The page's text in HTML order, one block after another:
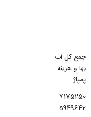
جمع کل آب
بها و هزینه
پمپاژ
7175250
5949642